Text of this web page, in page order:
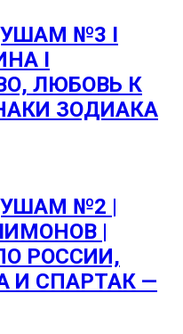
№3 I
I
ЛЮБОВЬ К
ЗОДИАКА
№2 |
|
РОССИИ,
И СПАРТАК —